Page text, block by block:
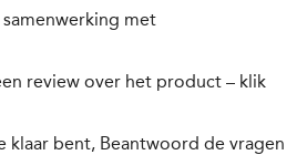
met
review over het product – klik
klaar bent, Beantwoord de vragen